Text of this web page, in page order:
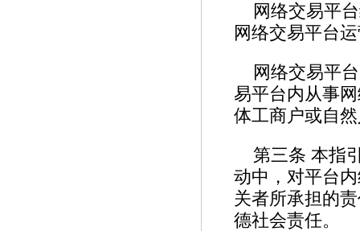
网络交易平
网络交易平台
网络交易平
易平台内从事
体工商户或自
第三条 本指
动中，对平台
关者所承担的
德社会责任。